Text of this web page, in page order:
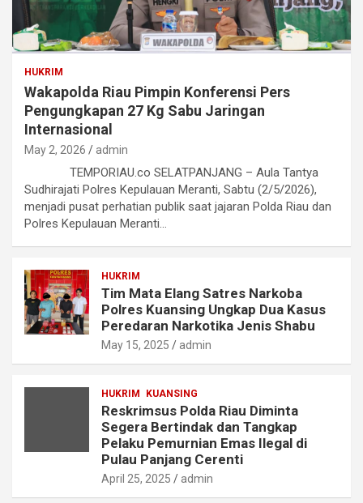
HUKRIM
Wakapolda Riau Pimpin Konferensi Pers
Pengungkapan 27 Kg Sabu Jaringan
Internasional
May 2, 2026 admin
TEMPORIAU.co SELATPANJANG – Aula Tantya
Sudhirajati Polres Kepulauan Meranti, Sabtu (2/5/2026),
menjadi pusat perhatian publik saat jajaran Polda Riau dan
Polres Kepulauan Meranti…
HUKRIM
Tim Mata Elang Satres Narkoba
Polres Kuansing Ungkap Dua Kasus
Peredaran Narkotika Jenis Shabu
May 15, 2025 admin
HUKRIM KUANSING
Reskrimsus Polda Riau Diminta
Segera Bertindak dan Tangkap
Pelaku Pemurnian Emas Ilegal di
Pulau Panjang Cerenti
April 25, 2025 admin